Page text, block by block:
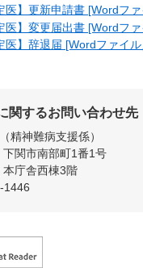
医】更新申請書 [Wordフ
医】変更届出書 [Wordフ
医】辞退届 [Wordファイ
関するお問い合わせ先
精神難病支援係
下関市南部町1番1号
本庁舎西棟3階
1446